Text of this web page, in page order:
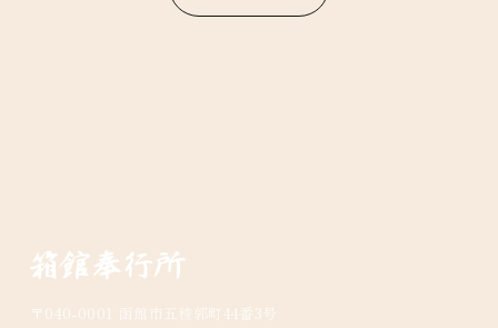
〒040-0001 函館市五稜郭町44番3号